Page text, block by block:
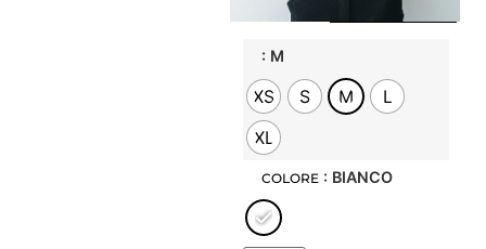
: M
XS S M
L
XL
COLORE : BIANCO